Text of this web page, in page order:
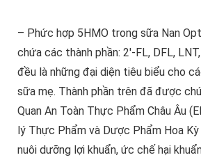
– Phức hợp 5HMO trong sữa Nan
chứa các thành phần: 2′-FL, DFL,
đều là những đại diện tiêu biểu cho
sữa mẹ. Thành phần trên đã được
Quan An Toàn Thực Phẩm Châu Âu
lý Thực Phẩm và Dược Phẩm Hoa Kỳ
nuôi dưỡng lợi khuẩn, ức chế hại